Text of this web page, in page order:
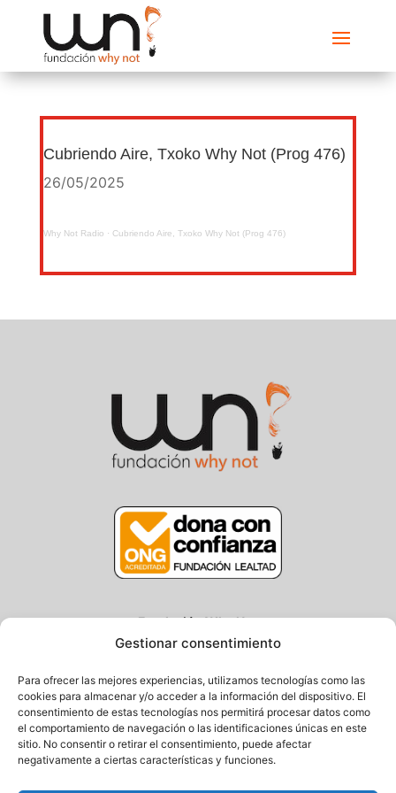
Gestionar consentimiento
Para ofrecer las mejores experiencias, utilizamos tecnologías como las
cookies para almacenar y/o acceder a la información del dispositivo. El
consentimiento de estas tecnologías nos permitirá procesar datos como
el comportamiento de navegación o las identificaciones únicas en este
sitio. No consentir o retirar el consentimiento, puede afectar
negativamente a ciertas características y funciones.
Cubriendo Aire, Txoko Why Not (Prog 476)
26/05/2025
Why Not Radio · Cubriendo Aire, Txoko Why Not (Prog 476)
Fundación Why Not
Centro/Txoko: Particular de Ategorrieta 3, Gros
20013 Donostia – Gipuzkoa
Tel.: (+34) 943 058 694 / 627 014 791
Email: info@fundacionwhynot.org